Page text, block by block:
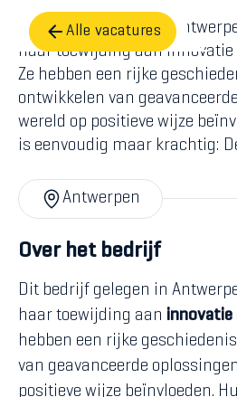
Alle vacatures
Dit bedrijf gelegen in
haar toewijding aan
Ze hebben een rijke
ontwikkelen van
wereld op positieve wijze
is eenvoudig maar krachtig:
Antwerpen
Over het bedrijf
Dit bedrijf gelegen in
haar toewijding aan innovatie
hebben een rijke
van geavanceerde
positieve wijze beïnvloeden.